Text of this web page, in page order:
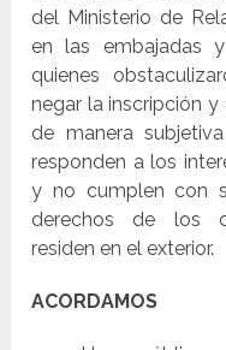
del Ministerio de
en las embajadas
quienes
negar la inscripción
de manera
responden a los
y no cumplen con
derechos de los
residen en el exterior.
ACORDAMOS